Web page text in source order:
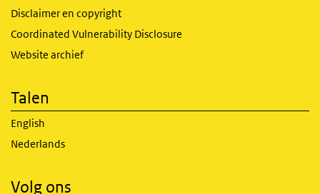
Disclaimer en copyright
Coordinated Vulnerability Disclosure
Website archief
Talen
English
Nederlands
Volg ons